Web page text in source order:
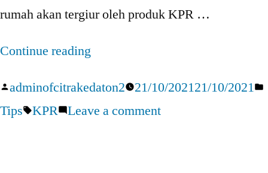
rumah akan tergiur oleh produk KPR …
Continue reading
Pemilihan
Produk
Posted
by
adminofcitrakedaton2 21/10/202121/10/2021
Tips Tags:
KPR Leave a commenton